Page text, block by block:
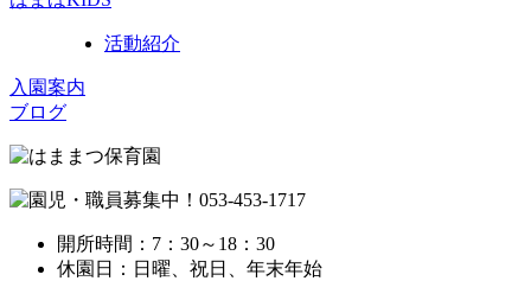
活動紹介
入園案内
ブログ
開所時間：7：30～18：30
休園日：日曜、祝日、年末年始